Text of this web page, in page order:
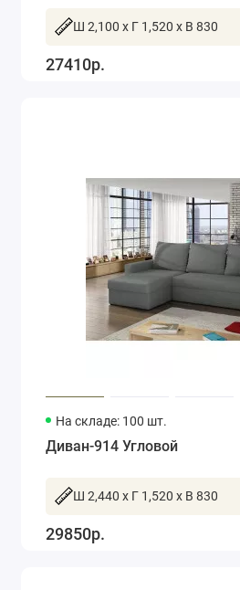
Ш 2,100 x Г 1,520 x В 830
27410р.
На складе: 100 шт.
Диван-914 Угловой
Ш 2,440 x Г 1,520 x В 830
29850р.